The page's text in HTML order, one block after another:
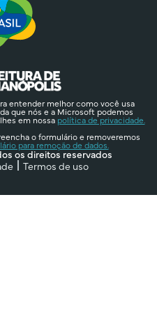
entender melhor como você usa
que nós e a Microsoft podemos
em nossa política de privacidade.
o formulário e removeremos
para remoção de dados.
os direitos reservados
Termos de uso